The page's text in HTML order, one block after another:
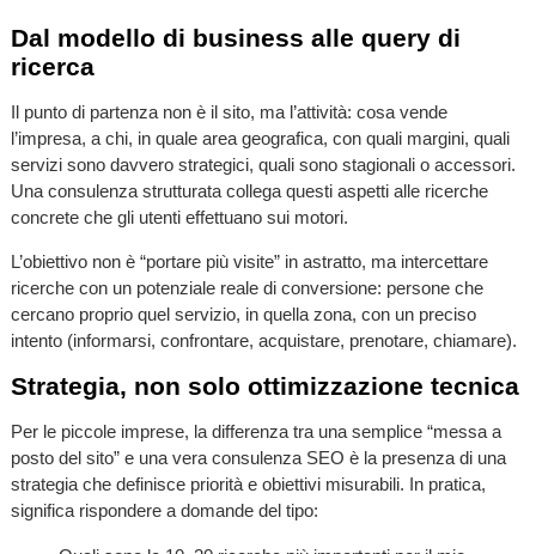
Dal modello di business alle query di
ricerca
Il punto di partenza non è il sito, ma l’attività: cosa vende
l’impresa, a chi, in quale area geografica, con quali margini, quali
servizi sono davvero strategici, quali sono stagionali o accessori.
Una consulenza strutturata collega questi aspetti alle ricerche
concrete che gli utenti effettuano sui motori.
L’obiettivo non è “portare più visite” in astratto, ma intercettare
ricerche con un potenziale reale di conversione: persone che
cercano proprio quel servizio, in quella zona, con un preciso
intento (informarsi, confrontare, acquistare, prenotare, chiamare).
Strategia, non solo ottimizzazione tecnica
Per le piccole imprese, la differenza tra una semplice “messa a
posto del sito” e una vera consulenza SEO è la presenza di una
strategia che definisce priorità e obiettivi misurabili. In pratica,
significa rispondere a domande del tipo: